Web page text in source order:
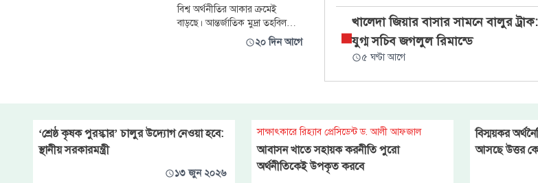
সরকারি কাঠামো আছে কাগজে ও
কেন্দ্রে; কিন্তু দালাল আছে মাঠে,
দরিদ্র যুবকের দরজায়। এই দূরত্ব
ঘোচাতে না পারলে প্রবাসী
বিশ্ব অর্থনীতির আকার ক্রমেই
বাড়ছে। আন্তর্জাতিক মুদ্রা তহবিল
(আইএমএফ) ও স্ট্যাটিস্টার সবশেষ
তথ্যানুযায়ী, বিশ্বের মোট জিডিপির
২০ দিন আগে
খালেদা জিয়ার বাসার সামনে বালুর
যুগ্ম সচিব জগলুল রিমান্ডে
৫ ঘণ্টা আগে
‘শ্রেষ্ঠ কৃষক পুরস্কার’ চালুর উদ্যোগ নেওয়া হবে:
স্থানীয় সরকারমন্ত্রী
১৩ জুন ২০২৬
সাক্ষাৎকারে রিহ্যাব প্রেসিডেন্ট ড. আলী আফজাল
আবাসন খাতে সহায়ক করনীতি পুরো
অর্থনীতিকেই উপকৃত করবে
বিস্ময়কর
আসছে উত্তর